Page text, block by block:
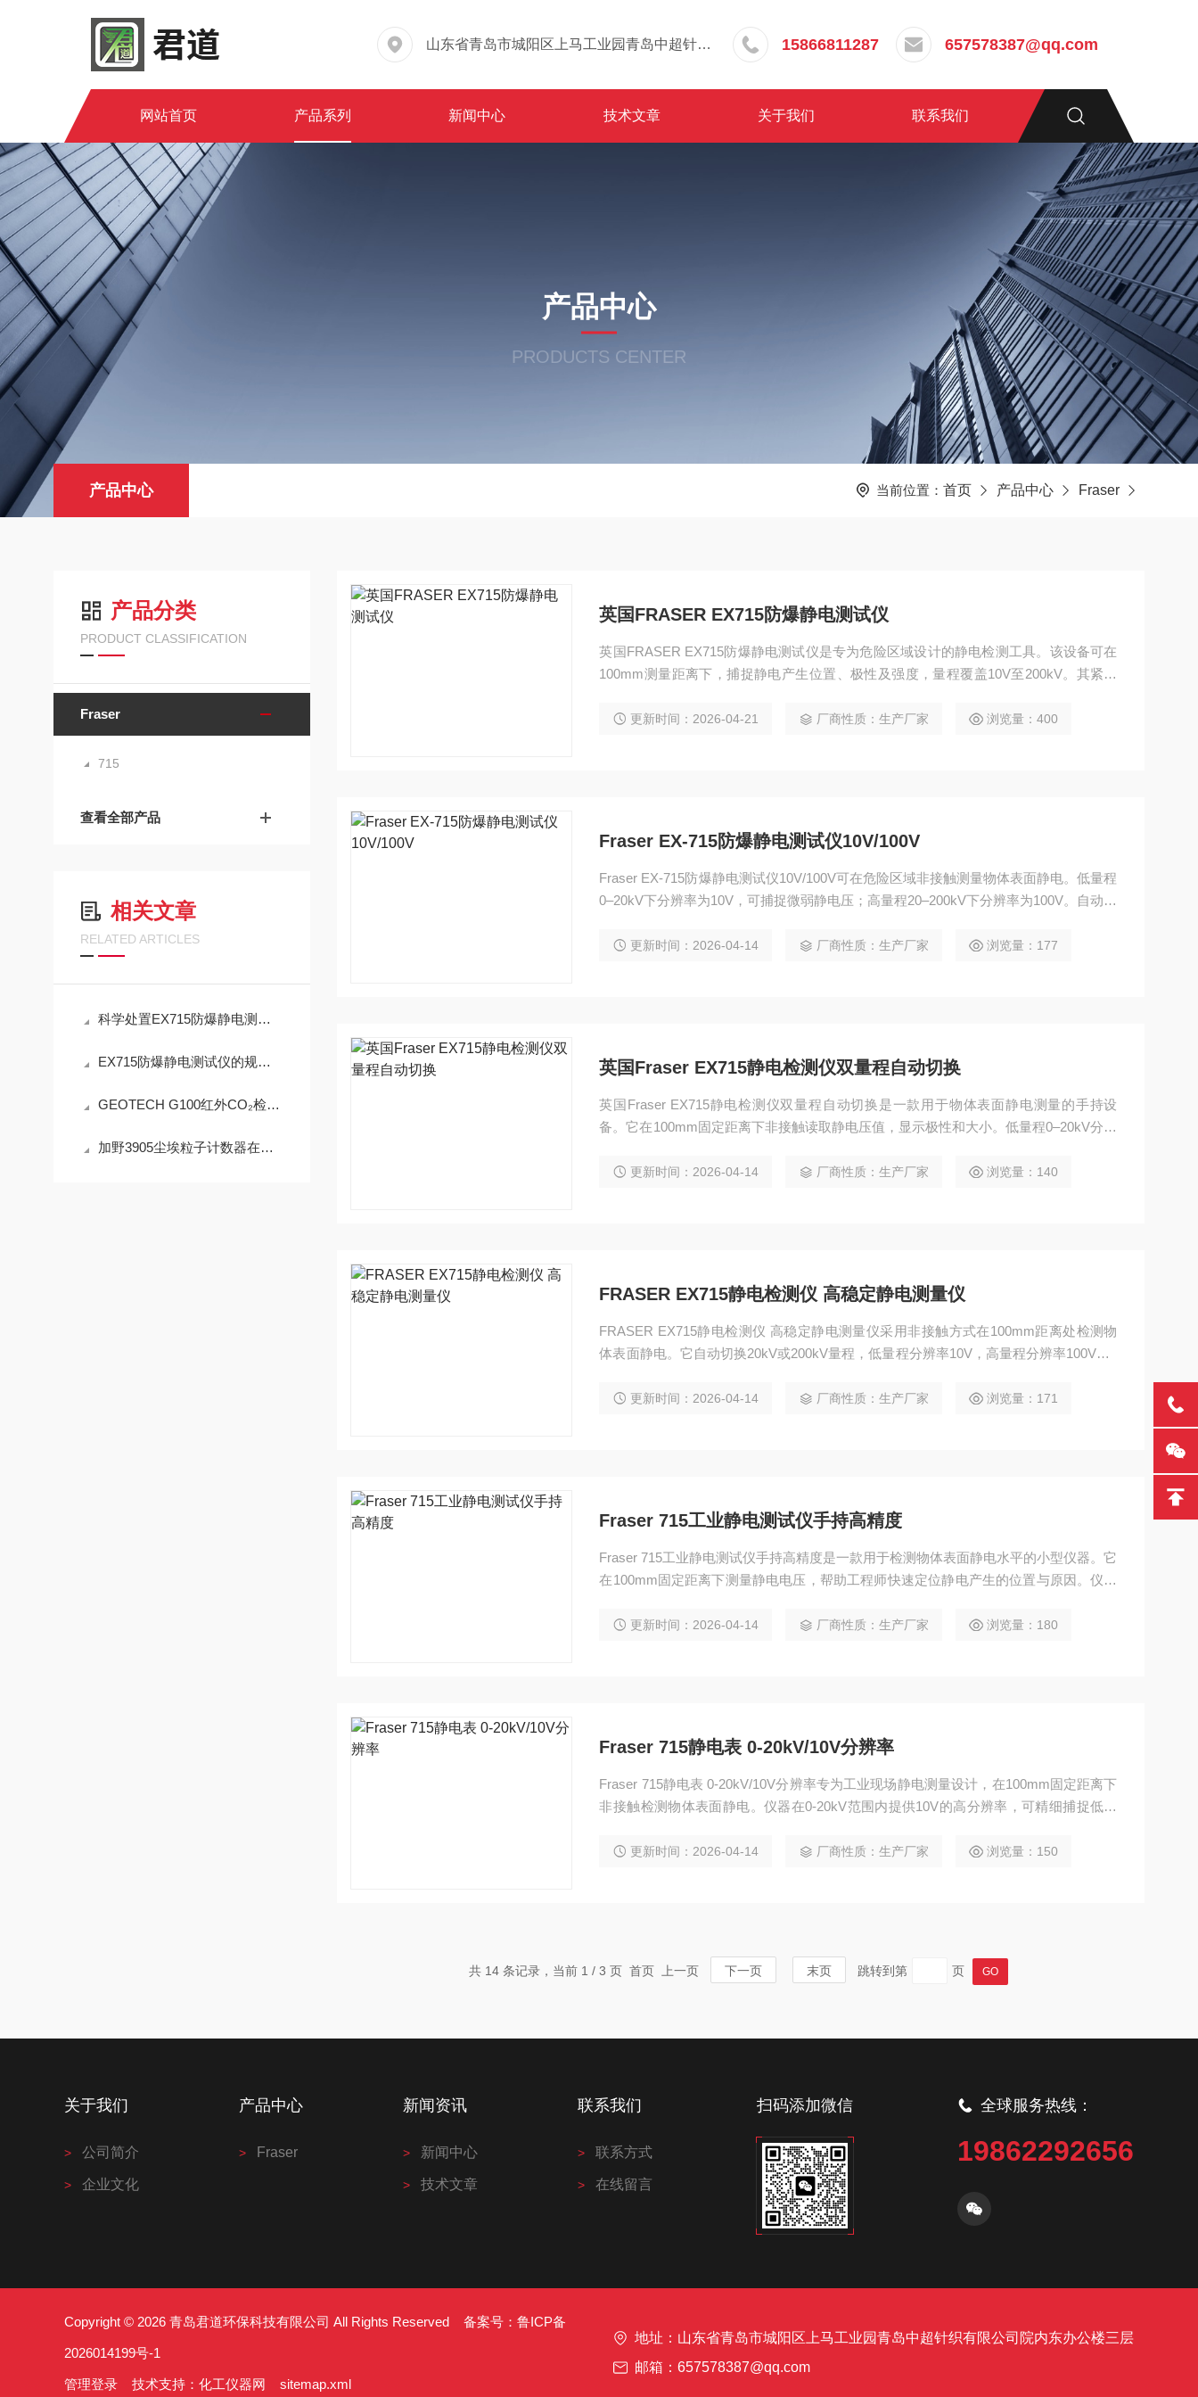
山东省青岛市城阳区上马工业园青岛中超针织有限公司院内东办公楼三层 15866811287 657578387@qq.com
网站首页 产品系列 新闻中心 技术文章 关于我们 联系我们
产品中心
PRODUCTS CENTER
产品中心 当前位置： 首页 产品中心 Fraser
产品分类
PRODUCT CLASSIFICATION
Fraser
715
查看全部产品
相关文章
RELATED ARTICLES
科学处置EX715防爆静电测试仪故障可有效保障检测工作正常开展
EX715防爆静电测试仪的规范定期维护保养方法分享
GEOTECH G100红外CO₂检测仪技术参数
加野3905尘埃粒子计数器在洁净室监测中的实用技术解析
英国FRASER EX715防爆静电测试仪
英国FRASER EX715防爆静电测试仪是专为危险区域设计的静电检测工具。该设备可在
100mm测量距离下，捕捉静电产生位置、极性及强度，量程覆盖10V至200kV。其紧凑
患。 更新时间：2026-04-21 厂商性质：生产厂家 浏览量：400
Fraser EX-715防爆静电测试仪10V/100V
Fraser EX-715防爆静电测试仪10V/100V可在危险区域非接触测量物体表面静电。低量程
0–20kV下分辨率为10V，可捕捉微弱静电压；高量程20–200kV下分辨率为100V。自动识
更新时间：2026-04-14 厂商性质：生产厂家 浏览量：177
英国Fraser EX715静电检测仪双量程自动切换
英国Fraser EX715静电检测仪双量程自动切换是一款用于物体表面静电测量的手持设
备。它在100mm固定距离下非接触读取静电压值，显示极性和大小。低量程0–20kV分辨
更新时间：2026-04-14 厂商性质：生产厂家 浏览量：140
FRASER EX715静电检测仪 高稳定静电测量仪
FRASER EX715静电检测仪 高稳定静电测量仪采用非接触方式在100mm距离处检测物
体表面静电。它自动切换20kV或200kV量程，低量程分辨率10V，高量程分辨率100V。1
更新时间：2026-04-14 厂商性质：生产厂家 浏览量：171
Fraser 715工业静电测试仪手持高精度
Fraser 715工业静电测试仪手持高精度是一款用于检测物体表面静电水平的小型仪器。它
在100mm固定距离下测量静电电压，帮助工程师快速定位静电产生的位置与原因。仪器
场记录。其低漂移特性确保短时测量稳定，自动关机设计延长电池使用时间，适合工业
更新时间：2026-04-14 厂商性质：生产厂家 浏览量：180
Fraser 715静电表 0-20kV/10V分辨率
Fraser 715静电表 0-20kV/10V分辨率专为工业现场静电测量设计，在100mm固定距离下
非接触检测物体表面静电。仪器在0-20kV范围内提供10V的高分辨率，可精细捕捉低静
读数保持、一键归零、60秒自动关机及低电压提示，外壳采用阳极氧化铝与不锈钢感应
更新时间：2026-04-14 厂商性质：生产厂家 浏览量：150
共 14 条记录，当前 1 / 3 页 首页 上一页 下一页 末页 跳转到第 页
关于我们
公司简介
企业文化
产品中心
Fraser
新闻资讯
新闻中心
技术文章
联系我们
联系方式
在线留言
扫码添加微信 全球服务热线：
19862292656
Copyright © 2026 青岛君道环保科技有限公司 All Rights Reserved 备案号： 鲁ICP备
2026014199号-1
管理登录 技术支持： 化工仪器网 sitemap.xml
地址：山东省青岛市城阳区上马工业园青岛中超针织有限公司院内东办公楼三层
邮箱：657578387@qq.com